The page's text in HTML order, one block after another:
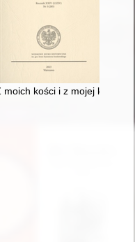
: ze zdradą w tle
moich kości i z mojej krwi